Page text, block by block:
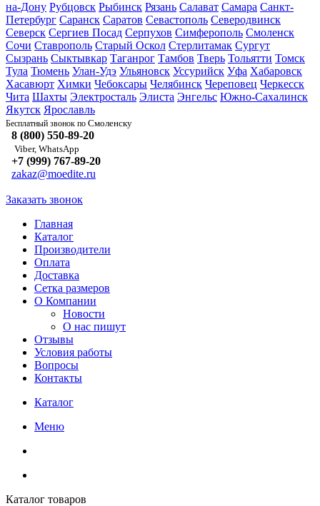
на-Дону Рубцовск Рыбинск Рязань Салават Самара Санкт-
Петербург Саранск Саратов Севастополь Северодвинск
Северск Сергиев Посад Серпухов Симферополь Смоленск
Сочи Ставрополь Старый Оскол Стерлитамак Сургут
Сызрань Сыктывкар Таганрог Тамбов Тверь Тольятти Томск
Тула Тюмень Улан-Удэ Ульяновск Уссурийск Уфа Хабаровск
Хасавюрт Химки Чебоксары Челябинск Череповец Черкесск
Чита Шахты Электросталь Элиста Энгельс Южно-Сахалинск
Якутск Ярославль
Бесплатный звонок по Смоленску
8 (800) 550-89-20
Viber, WhatsApp
+7 (999) 767-89-20
zakaz@moedite.ru
Заказать звонок
Главная
Каталог
Производители
Оплата
Доставка
Сетка размеров
О Компании
Новости
О нас пишут
Отзывы
Условия работы
Вопросы
Контакты
Каталог
Меню
Каталог товаров